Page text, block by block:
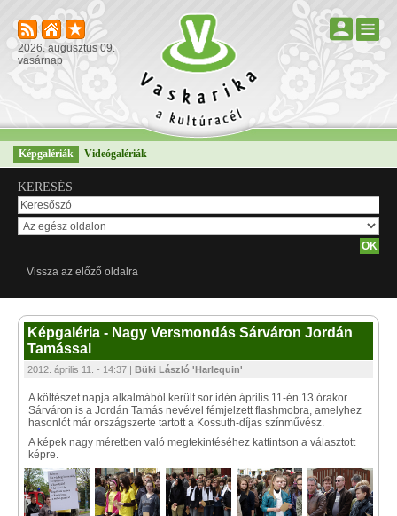
2026. augusztus 09.
vasárnap
Képgalériák Videógalériák
KERESÉS
Vissza az előző oldalra
Képgaléria - Nagy Versmondás Sárváron Jordán
Tamással
2012. április 11. - 14:37 | Büki László 'Harlequin'
A költészet napja alkalmából került sor idén április 11-én 13 órakor
Sárváron is a Jordán Tamás nevével fémjelzett flashmobra, amelyhez
hasonlót már országszerte tartott a Kossuth-díjas színművész.
A képek nagy méretben való megtekintéséhez kattintson a választott
képre.